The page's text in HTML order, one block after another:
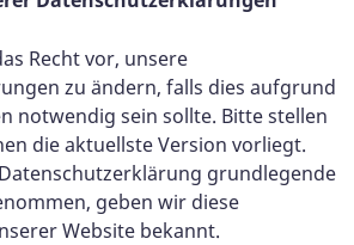
Recht vor, unsere
zu ändern, falls dies aufgrund
notwendig sein sollte. Bitte stellen
die aktuellste Version vorliegt.
grundlegende
geben wir diese
Website bekannt.